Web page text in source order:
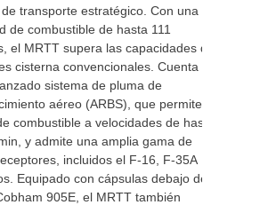
transporte estratégico. Con una
de combustible de hasta 111
el MRTT supera las capacidades de
cisterna convencionales. Cuenta
sistema de pluma de
aéreo (ARBS), que permite la
combustible a velocidades de hasta
y admite una amplia gama de
incluidos el F-16, F-35A
Equipado con cápsulas debajo de
905E, el MRTT también